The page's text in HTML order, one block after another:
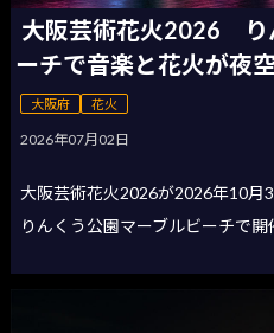
大阪芸術花火2026 り
ーチで音楽と花火が夜
大阪府 花火
2026年07月02日
大阪芸術花火2026が2026年10月
りんくう公園マーブルビーチで開